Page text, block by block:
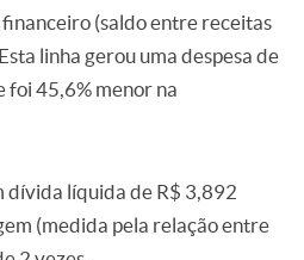
(saldo entre receitas
linha gerou uma despesa de
foi 45,6% menor na
dívida líquida de R$ 3,892
(medida pela relação entre